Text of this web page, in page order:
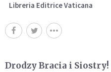
Libreria Editrice Vaticana
Drodzy Bracia i Siostry!